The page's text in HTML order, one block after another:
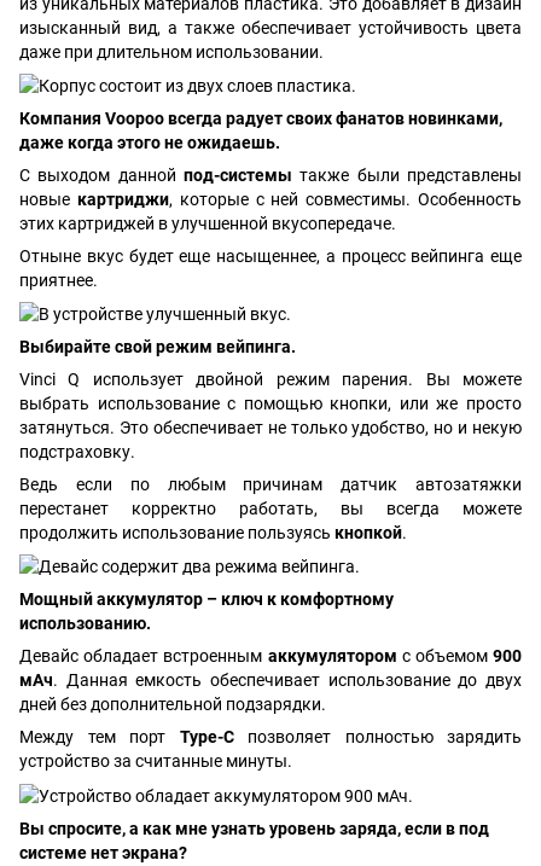
изысканный вид, а также обеспечивает устойчивость цвета
даже при длительном использовании.
Компания Voopoo всегда радует своих фанатов новинками,
даже когда этого не ожидаешь.
С выходом данной под-системы также были представлены
новые картриджи, которые с ней совместимы. Особенность
этих картриджей в улучшенной вкусопередаче.
Отныне вкус будет еще насыщеннее, а процесс вейпинга еще
приятнее.
Выбирайте свой режим вейпинга.
Vinci Q использует двойной режим парения. Вы можете
выбрать использование с помощью кнопки, или же просто
затянуться. Это обеспечивает не только удобство, но и некую
подстраховку.
Ведь если по любым причинам датчик автозатяжки
перестанет корректно работать, вы всегда можете
продолжить использование пользуясь кнопкой.
Мощный аккумулятор – ключ к комфортному
использованию.
Девайс обладает встроенным аккумулятором с объемом900
мАч. Данная емкость обеспечивает использование до двух
дней без дополнительной подзарядки.
Между тем порт Type-Cпозволяет полностью зарядить
устройство за считанные минуты.
Вы спросите, а как мне узнать уровень заряда, если в под
системе нет экрана?